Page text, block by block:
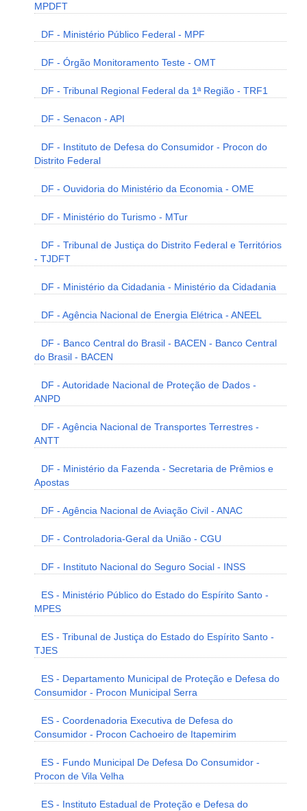
MPDFT
DF - Ministério Público Federal - MPF
DF - Órgão Monitoramento Teste - OMT
DF - Tribunal Regional Federal da 1ª Região - TRF1
DF - Senacon - API
DF - Instituto de Defesa do Consumidor - Procon do
Distrito Federal
DF - Ouvidoria do Ministério da Economia - OME
DF - Ministério do Turismo - MTur
DF - Tribunal de Justiça do Distrito Federal e Territórios
- TJDFT
DF - Ministério da Cidadania - Ministério da Cidadania
DF - Agência Nacional de Energia Elétrica - ANEEL
DF - Banco Central do Brasil - BACEN - Banco Central
do Brasil - BACEN
DF - Autoridade Nacional de Proteção de Dados -
ANPD
DF - Agência Nacional de Transportes Terrestres -
ANTT
DF - Ministério da Fazenda - Secretaria de Prêmios e
Apostas
DF - Agência Nacional de Aviação Civil - ANAC
DF - Controladoria-Geral da União - CGU
DF - Instituto Nacional do Seguro Social - INSS
ES - Ministério Público do Estado do Espírito Santo -
MPES
ES - Tribunal de Justiça do Estado do Espírito Santo -
TJES
ES - Departamento Municipal de Proteção e Defesa do
Consumidor - Procon Municipal Serra
ES - Coordenadoria Executiva de Defesa do
Consumidor - Procon Cachoeiro de Itapemirim
ES - Fundo Municipal De Defesa Do Consumidor -
Procon de Vila Velha
ES - Instituto Estadual de Proteção e Defesa do